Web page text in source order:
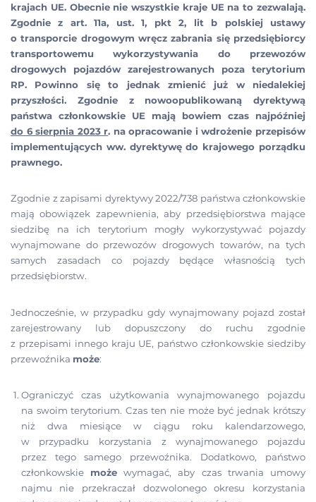
krajach UE. Obecnie nie wszystkie kraje UE na to zezwalają.
Zgodnie z art. 11a, ust. 1, pkt 2, lit b polskiej ustawy
o transporcie drogowym wręcz zabrania się przedsiębiorcy
transportowemu wykorzystywania do przewozów
drogowych pojazdów zarejestrowanych poza terytorium
RP. Powinno się to jednak zmienić już w niedalekiej
przyszłości. Zgodnie z nowoopublikowaną dyrektywą
państwa członkowskie UE mają bowiem czas najpóźniej
do 6 sierpnia 2023 r. na opracowanie i wdrożenie przepisów
implementujących ww. dyrektywę do krajowego porządku
prawnego.
Zgodnie z zapisami dyrektywy 2022/738 państwa członkowskie
mają obowiązek zapewnienia, aby przedsiębiorstwa mające
siedzibę na ich terytorium mogły wykorzystywać pojazdy
wynajmowane do przewozów drogowych towarów, na tych
samych zasadach co pojazdy będące własnością tych
przedsiębiorstw.
Jednocześnie, w przypadku gdy wynajmowany pojazd został
zarejestrowany lub dopuszczony do ruchu zgodnie
z przepisami innego kraju UE, państwo członkowskie siedziby
przewoźnika może:
Ograniczyć czas użytkowania wynajmowanego pojazdu
na swoim terytorium. Czas ten nie może być jednak krótszy
niż dwa miesiące w ciągu roku kalendarzowego,
w przypadku korzystania z wynajmowanego pojazdu
przez tego samego przewoźnika. Dodatkowo, państwo
członkowskie możewymagać, aby czas trwania umowy
najmu nie przekraczał dozwolonego okresu korzystania